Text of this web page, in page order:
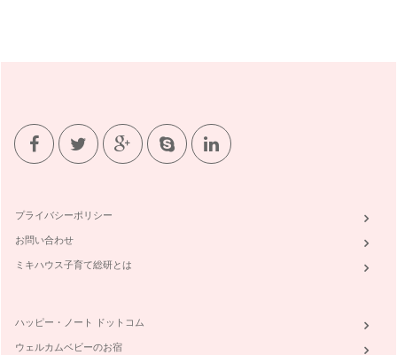
半だと思いますが、ピアノのレッスン…
ピアノの楽しみ方「５８」室内楽をみんなで楽しもう
ピアノや音楽を理解する、スコアを見て弾けるように、スコア
がなくても弾けるようになるには。 …
はまた全然違う次元の話にな…
プライバシーポリシー
お問い合わせ
ミキハウス子育て総研とは
ハッピー・ノート ドットコム
ウェルカムベビーのお宿